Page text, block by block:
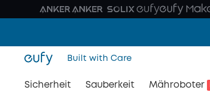
Built with Care
Sicherheit Sauberkeit Mähroboter